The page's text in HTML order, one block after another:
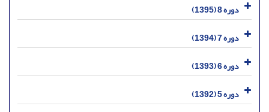
دوره 8 (1395)
دوره 7 (1394)
دوره 6 (1393)
دوره 5 (1392)